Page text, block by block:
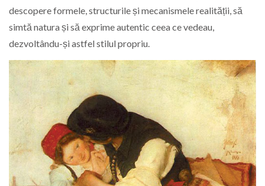
descopere formele, structurile și mecanismele realității, să
simtă natura și să exprime autentic ceea ce vedeau,
dezvoltându-și astfel stilul propriu.